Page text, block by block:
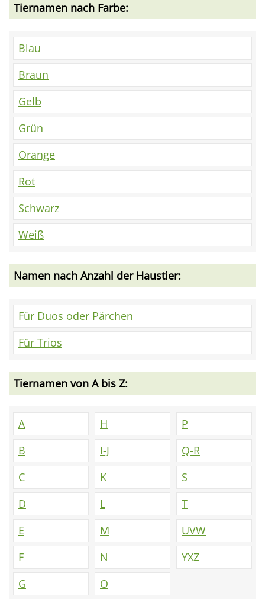
Tiernamen nach Farbe:
Blau
Braun
Gelb
Grün
Orange
Rot
Schwarz
Weiß
Namen nach Anzahl der Haustier:
Für Duos oder Pärchen
Für Trios
Tiernamen von A bis Z:
A
B
C
D
E
F
G
H
I-J
K
L
M
N
O
P
Q-R
S
T
UVW
YXZ